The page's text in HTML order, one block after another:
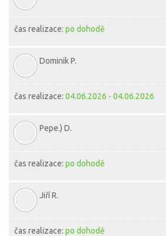
čas realizace:po dohodě
Dominik P.
čas realizace:04.06.2026 - 04.06.2026
Pepe.) D.
čas realizace:po dohodě
Jiří R.
čas realizace:po dohodě